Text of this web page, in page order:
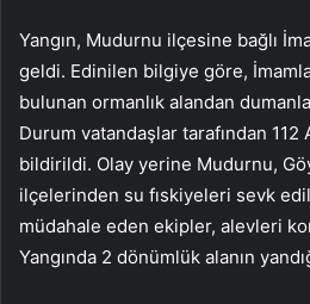
Yangın, Mudurnu ilçesine bağlı
geldi. Edinilen bilgiye göre,
bulunan ormanlık alandan
Durum vatandaşlar tarafından 112
bildirildi. Olay yerine Mudurnu,
ilçelerinden su fıskiyeleri sevk
müdahale eden ekipler, alevleri
Yangında 2 dönümlük alanın